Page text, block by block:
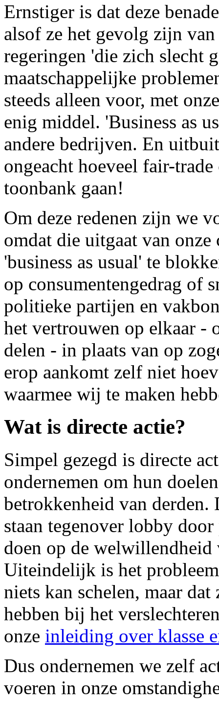
Ernstiger is dat deze
alsof ze het gevolg zijn
regeringen 'die zich slecht
maatschappelijke
steeds alleen voor, met
enig middel. 'Business as
andere bedrijven. En
ongeacht hoeveel fair-
toonbank gaan!
Om deze redenen zijn we
omdat die uitgaat van
'business as usual' te
op consumentengedrag of
politieke partijen en
het vertrouwen op elkaar -
delen - in plaats van op
erop aankomt zelf niet
waarmee wij te maken
Wat is directe actie?
Simpel gezegd is directe
ondernemen om hun
betrokkenheid van
staan tegenover lobby
doen op de welwillendheid
Uiteindelijk is het
niets kan schelen, maar
hebben bij het
onze inleiding over klasse
Dus ondernemen we zelf
voeren in onze